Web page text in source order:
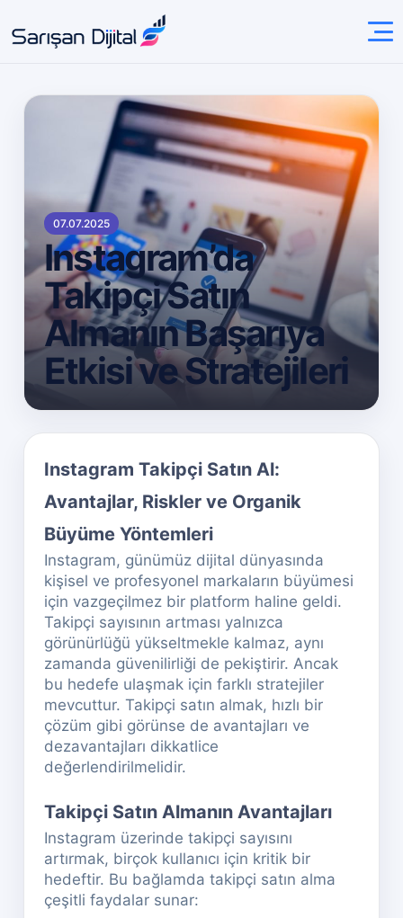
07.07.2025
Instagram’da
Takipçi Satın
Almanın Başarıya
Etkisi ve Stratejileri
Instagram Takipçi Satın Al:
Avantajlar, Riskler ve Organik
Büyüme Yöntemleri
Instagram, günümüz dijital dünyasında
kişisel ve profesyonel markaların büyümesi
için vazgeçilmez bir platform haline geldi.
Takipçi sayısının artması yalnızca
görünürlüğü yükseltmekle kalmaz, aynı
zamanda güvenilirliği de pekiştirir. Ancak
bu hedefe ulaşmak için farklı stratejiler
mevcuttur. Takipçi satın almak, hızlı bir
çözüm gibi görünse de avantajları ve
dezavantajları dikkatlice
değerlendirilmelidir.
Takipçi Satın Almanın Avantajları
Instagram üzerinde takipçi sayısını
artırmak, birçok kullanıcı için kritik bir
hedeftir. Bu bağlamda takipçi satın alma
çeşitli faydalar sunar: